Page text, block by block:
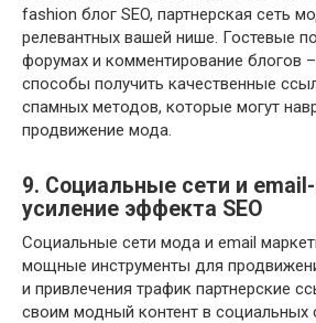
fashion блог SEO, партнерская сеть
релевантных вашей нише. Гостевые
форумах и комментирование блогов
способы получить качественные
спамных методов, которые могут
продвижение мода.
9. Социальные сети и
усиление эффекта SEO
Социальные сети мода и email
мощные инструменты для
и привлечения трафик партнерские
своим модный контент в социальных